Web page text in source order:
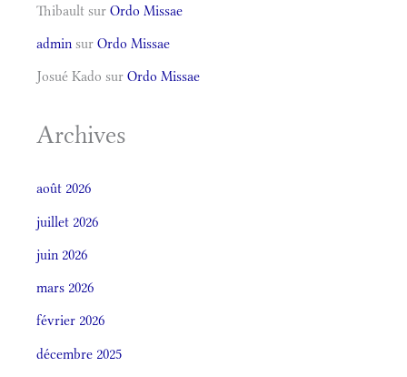
Thibault sur Ordo Missae
admin sur Ordo Missae
Josué Kado sur Ordo Missae
Archives
août 2026
juillet 2026
juin 2026
mars 2026
février 2026
décembre 2025